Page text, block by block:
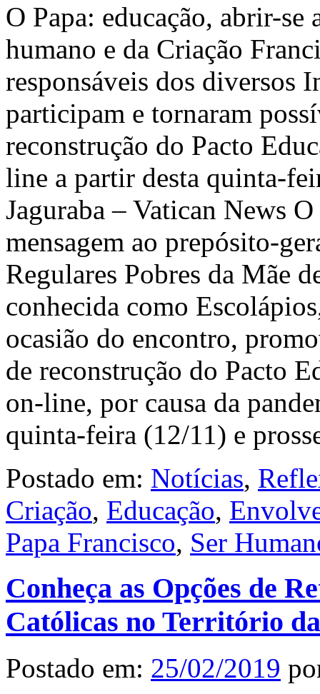
O Papa: educação, abrir-se
humano e da Criação
responsáveis dos diversos
participam e tornaram
reconstrução do Pacto
line a partir desta quinta-
Jaguraba – Vatican News
mensagem ao prepósito-
Regulares Pobres da Mãe
conhecida como
ocasião do encontro,
de reconstrução do Pacto
on-line, por causa da
quinta-feira (12/11) e
Postado em: Notícias,
Criação, Educação,
Papa Francisco, Ser
Conheça as Opções de
Católicas no Território
Postado em: 25/02/2019